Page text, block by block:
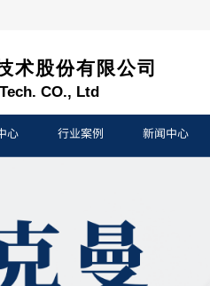
术股份有限公司
Tech. CO., Ltd
心 行业案例 新闻中心